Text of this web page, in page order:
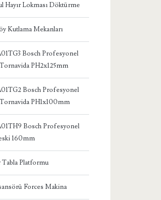
Hayır Lokması Döktürme
Kutlama Mekanları
Bosch Profesyonel
Tornavida PH2x125mm
Bosch Profesyonel
Tornavida PH1x100mm
Bosch Profesyonel
160mm
Platformu
Forces Makina